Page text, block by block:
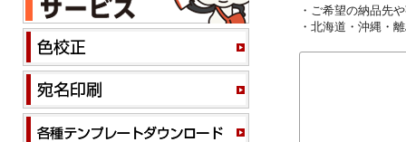
・ご希望の納品先
・北海道・沖縄・